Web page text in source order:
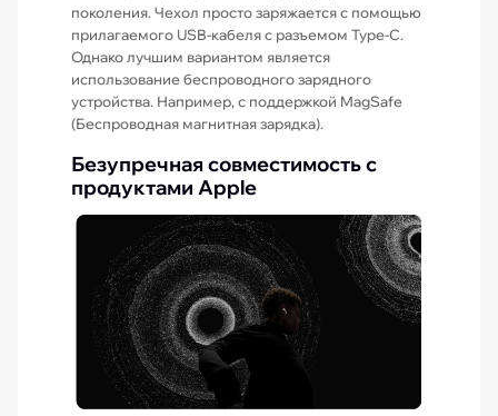
поколения. Чехол просто заряжается с помощью
прилагаемого USB-кабеля с разъемом Type-C.
Однако лучшим вариантом является
использование беспроводного зарядного
устройства. Например, с поддержкой MagSafe
(Беспроводная магнитная зарядка).
Безупречная совместимость с
продуктами Apple